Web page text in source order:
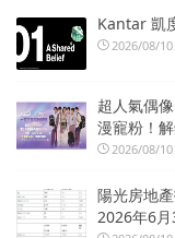
Kantar 凱
2026/08/10
超人氣偶
漫寵粉！
2026/08/10
陽光房地
2026年6